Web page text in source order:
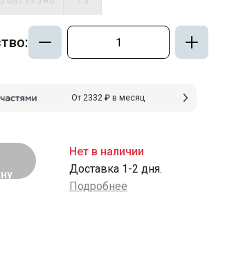
От 2332 ₽ в месяц
Нет в наличии
Доставка 1-2 дня.
Подробнее